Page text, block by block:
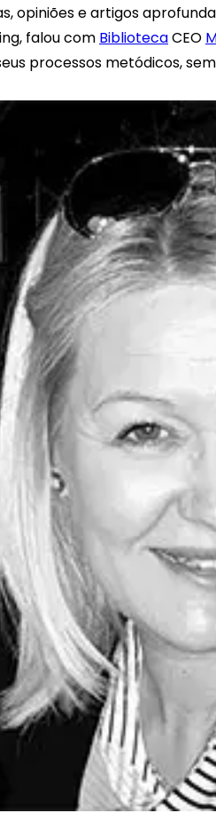
opiniões e artigos
falou com BibliotecaCEO
processos metódicos,